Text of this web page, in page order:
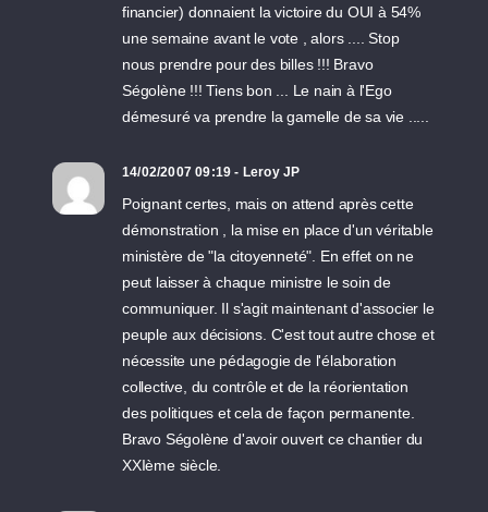
financier) donnaient la victoire du OUI à 54%
une semaine avant le vote , alors .... Stop
nous prendre pour des billes !!! Bravo
Ségolène !!! Tiens bon ... Le nain à l'Ego
démesuré va prendre la gamelle de sa vie .....
14/02/2007 09:19 - Leroy JP
Poignant certes, mais on attend après cette
démonstration , la mise en place d'un véritable
ministère de "la citoyenneté". En effet on ne
peut laisser à chaque ministre le soin de
communiquer. Il s'agit maintenant d'associer le
peuple aux décisions. C'est tout autre chose et
nécessite une pédagogie de l'élaboration
collective, du contrôle et de la réorientation
des politiques et cela de façon permanente.
Bravo Ségolène d'avoir ouvert ce chantier du
XXIème siècle.